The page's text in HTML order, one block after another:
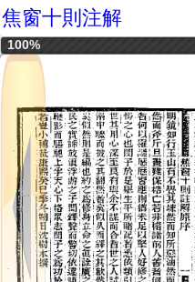
焦窗十則注解
100%